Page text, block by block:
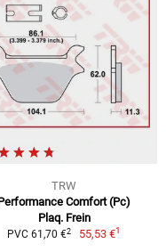
TRW
Comfort (Pc)
Plaq. Frein
PVC 61,70 €2 55,53 €1